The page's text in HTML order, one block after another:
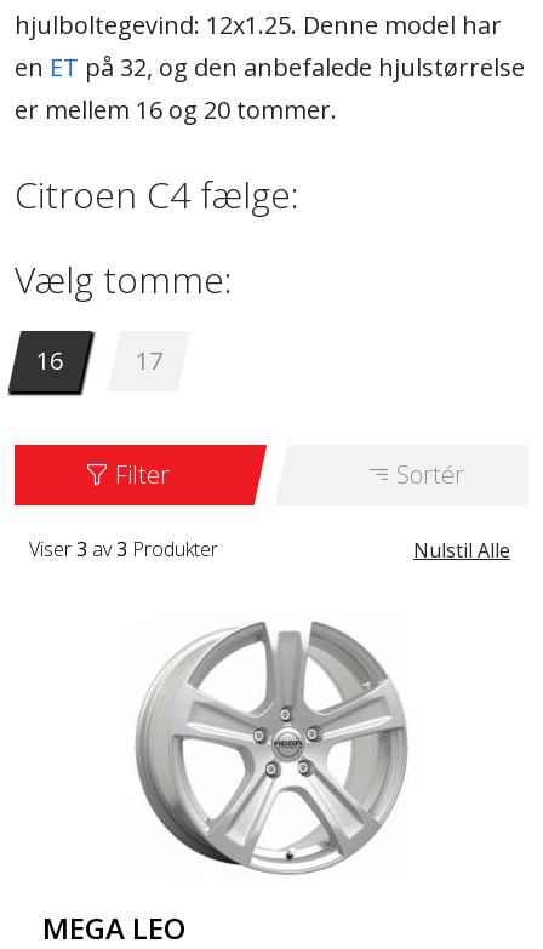
hjulboltegevind: 12x1.25. Denne model har
en ET på 32, og den anbefalede hjulstørrelse
er mellem 16 og 20 tommer.
Citroen C4 fælge:
Vælg tomme:
16 17
Filter Sortér
Nulstil Alle
Viser3 av3 Produkter
MEGA LEO